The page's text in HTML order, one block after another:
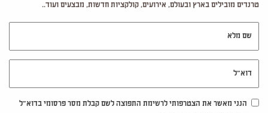
טרנדים מובילים בארץ ובעולם, אירועים, קולקציות חדשות, מבצעים ועוד..
הנני מאשר את הצטרפותי לרשימת התפוצה לשם קבלת מסר פרסומי בדוא"ל